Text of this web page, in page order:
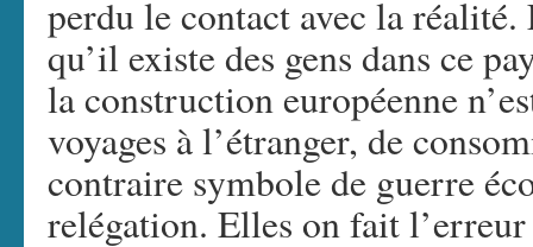
perdu le contact avec la
qu’il existe des gens dans ce
la construction européenne
voyages à l’étranger, de
contraire symbole de guerre
relégation. Elles on fait